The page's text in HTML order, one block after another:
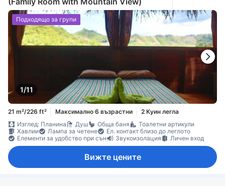
1/11
Подходящо за групи
21 m²/226 ft² Максимално 6 възрастни
2 Куин легла
Изглед: Планина
Душ Обща баня
Тоалетни артикули
Хавлии
Лампа за четене
Ел. контакт близо до леглото
Елементи за удобство при сън
Звукоизолация Личен вход
Вижте цените